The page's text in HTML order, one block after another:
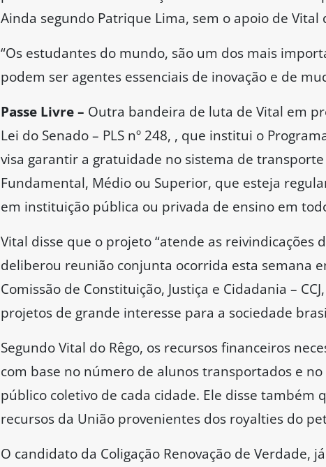
Ainda segundo Patrique Lima, sem o apoio de
“Os estudantes do mundo, são um dos mais
podem ser agentes essenciais de inovação e de
Passe Livre – Outra bandeira de luta de Vital em
Lei do Senado – PLS nº 248, , que institui o
visa garantir a gratuidade no sistema de
Fundamental, Médio ou Superior, que esteja
em instituição pública ou privada de ensino em
Vital disse que o projeto “atende as reivindicações
deliberou reunião conjunta ocorrida esta semana
Comissão de Constituição, Justiça e Cidadania –
projetos de grande interesse para a sociedade
Segundo Vital do Rêgo, os recursos financeiros
com base no número de alunos transportados e
público coletivo de cada cidade. Ele disse também
recursos da União provenientes dos royalties do
O candidato da Coligação Renovação de